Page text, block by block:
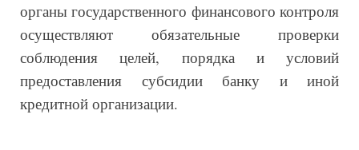
органы государственного финансового контроля
осуществляют обязательные проверки
соблюдения целей, порядка и условий
предоставления субсидии банку и иной
кредитной организации.